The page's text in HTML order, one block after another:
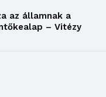
az államnak a
– Vitézy